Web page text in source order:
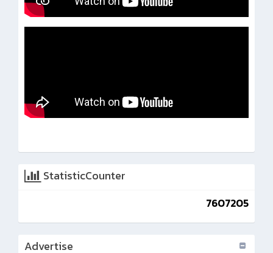
StatisticCounter
7607205
Advertise